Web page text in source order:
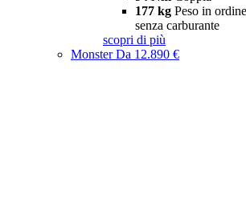
177 kg Peso in
senza carburante
scopri di più
MonsterDa 12.890 €